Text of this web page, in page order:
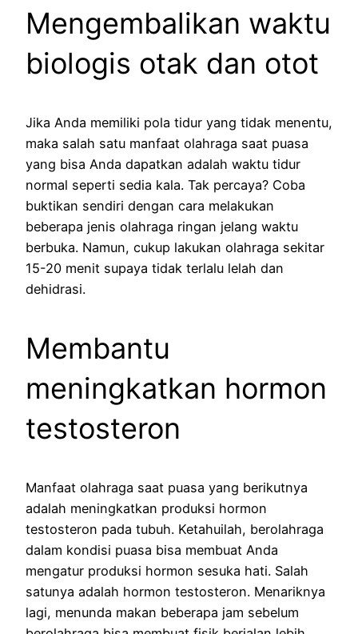
Mengembalikan waktu
biologis otak dan otot
Jika Anda memiliki pola tidur yang tidak menentu,
maka salah satu manfaat olahraga saat puasa
yang bisa Anda dapatkan adalah waktu tidur
normal seperti sedia kala. Tak percaya? Coba
buktikan sendiri dengan cara melakukan
beberapa jenis olahraga ringan jelang waktu
berbuka. Namun, cukup lakukan olahraga sekitar
15-20 menit supaya tidak terlalu lelah dan
dehidrasi.
Membantu
meningkatkan hormon
testosteron
Manfaat olahraga saat puasa yang berikutnya
adalah meningkatkan produksi hormon
testosteron pada tubuh. Ketahuilah, berolahraga
dalam kondisi puasa bisa membuat Anda
mengatur produksi hormon sesuka hati. Salah
satunya adalah hormon testosteron. Menariknya
lagi, menunda makan beberapa jam sebelum